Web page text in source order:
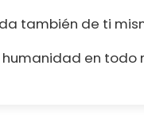
también de ti
en todo